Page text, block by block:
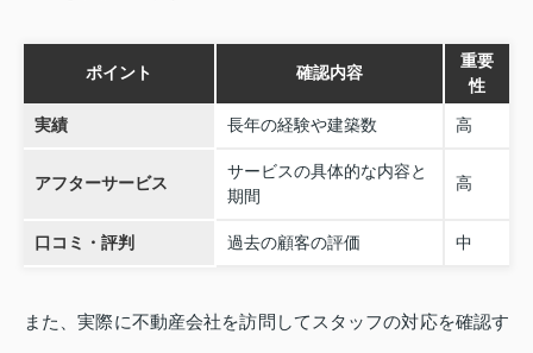
ポイント 確認内容
重要
性
実績 長年の経験や建築数 高
アフターサービス
サービスの具体的な内容と
期間
高
口コミ・評判 過去の顧客の評価 中
また、実際に不動産会社を訪問してスタッフの対応を確認す